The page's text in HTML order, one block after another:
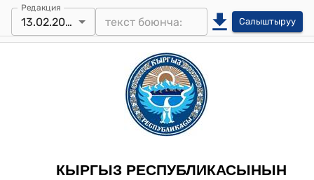
Редакция
13.02.2026 Салыштыруу